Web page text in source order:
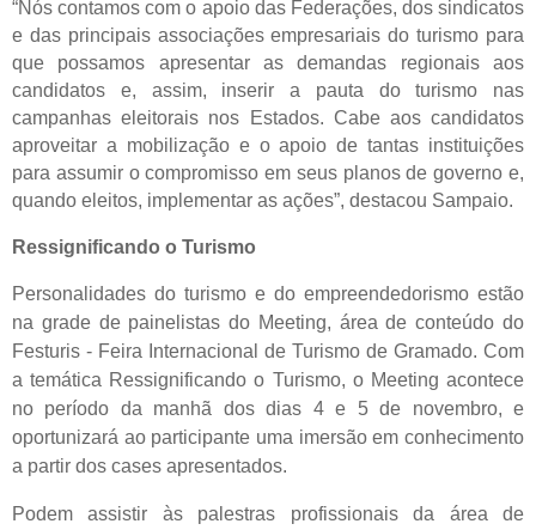
“Nós contamos com o apoio das Federações, dos sindicatos
e das principais associações empresariais do turismo para
que possamos apresentar as demandas regionais aos
candidatos e, assim, inserir a pauta do turismo nas
campanhas eleitorais nos Estados. Cabe aos candidatos
aproveitar a mobilização e o apoio de tantas instituições
para assumir o compromisso em seus planos de governo e,
quando eleitos, implementar as ações”, destacou Sampaio.
Ressignificando o Turismo
Personalidades do turismo e do empreendedorismo estão
na grade de painelistas do Meeting, área de conteúdo do
Festuris - Feira Internacional de Turismo de Gramado. Com
a temática Ressignificando o Turismo, o Meeting acontece
no período da manhã dos dias 4 e 5 de novembro, e
oportunizará ao participante uma imersão em conhecimento
a partir dos cases apresentados.
Podem assistir às palestras profissionais da área de